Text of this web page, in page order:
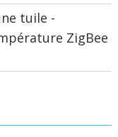
tuile -
ZigBee